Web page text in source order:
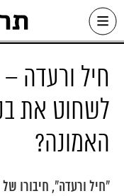
Skip
content
כל האתר
חיל ורעדה
לשחוט את
האמונה?
"חיל ורעדה", חיבורו של